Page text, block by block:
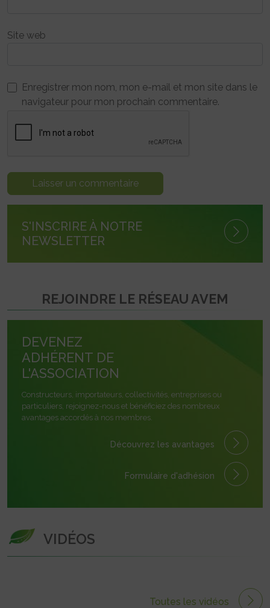
Site web
Enregistrer mon nom, mon e-mail et mon site dans le
navigateur pour mon prochain commentaire.
S'INSCRIRE À NOTRE
NEWSLETTER
REJOINDRE LE RÉSEAU AVEM
DEVENEZ
ADHÉRENT DE
L'ASSOCIATION
Constructeurs, importateurs, collectivités, entreprises ou
particuliers, rejoignez-nous et bénéficiez des nombreux
avantages accordés à nos membres.
Découvrez les avantages
Formulaire d'adhésion
VIDÉOS
Toutes les vidéos